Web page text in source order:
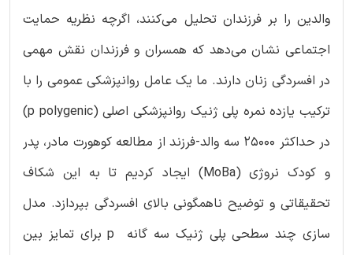
والدین را بر فرزندان تحلیل می‌کنند، اگرچه نظریه حمایت
اجتماعی نشان می‌دهد که همسران و فرزندان نقش مهمی
در افسردگی زنان دارند. ما یک عامل روانپزشکی عمومی را با
ترکیب یازده نمره پلی ژنیک روانپزشکی اصلی (p polygenic)
در حداکثر 25000 سه والد-فرزند از مطالعه کوهورت مادر، پدر
و کودک نروژی (MoBa) ایجاد کردیم تا به این شکاف
تحقیقاتی و توضیح ناهمگونی بالای افسردگی بپردازد. مدل
سازی چند سطحی پلی ژنیک سه گانه p برای تمایز بین